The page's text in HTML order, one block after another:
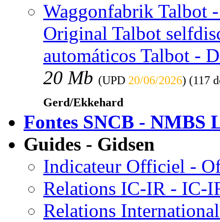
Waggonfabrik Talbot
Original Talbot
automáticos Talbot -
20 Mb (UPD 20/06/2026) (117
Gerd/Ekkehard
Fontes SNCB - NMBS
Guides - Gidsen
Indicateur Officiel -
Relations IC-IR - IC-
Relations